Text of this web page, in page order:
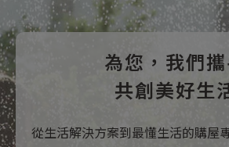
為您，我們
共創美好生
從生活解決方案到最懂生活的購屋